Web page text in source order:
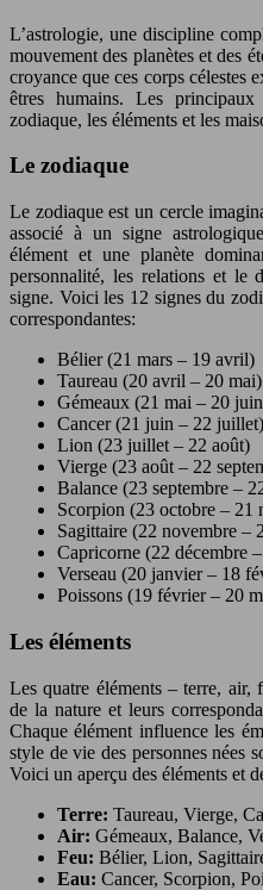
L’astrologie, une discipline
mouvement des planètes et des
croyance que ces corps célestes
êtres humains. Les
zodiaque, les éléments et les
Le zodiaque
Le zodiaque est un cercle
associé à un signe
élément et une planète
personnalité, les relations et le
signe. Voici les 12 signes du
correspondantes:
Bélier (21 mars – 19 avril)
Taureau (20 avril – 20 mai)
Gémeaux (21 mai – 20
Cancer (21 juin – 22 juillet)
Lion (23 juillet – 22 août)
Vierge (23 août – 22
Balance (23 septembre –
Scorpion (23 octobre – 21
Sagittaire (22 novembre –
Capricorne (22 décembre
Verseau (20 janvier – 18
Poissons (19 février – 20
Les éléments
Les quatre éléments – terre, air,
de la nature et leurs
Chaque élément influence les
style de vie des personnes nées
Voici un aperçu des éléments et
Terre: Taureau, Vierge,
Air: Gémeaux, Balance,
Feu: Bélier, Lion,
Eau: Cancer, Scorpion,